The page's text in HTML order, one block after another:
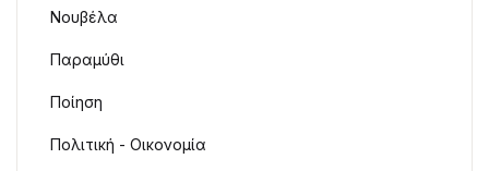
Νουβέλα
Παραμύθι
Ποίηση
Πολιτική - Οικονομία